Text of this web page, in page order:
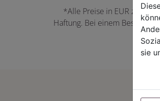
*Alle Preise in EUR zzgl.
Haftung. Bei einem
sie